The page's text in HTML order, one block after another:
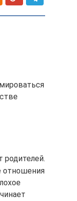
родителей.
отношения